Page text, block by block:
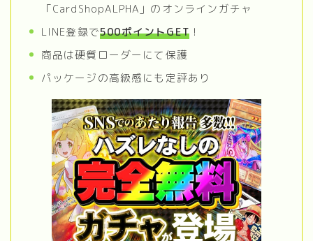
「CardShopALPHA」のオンラインガチャ
LINE登録で500ポイントGET！
商品は硬質ローダーにて保護
パッケージの高級感にも定評あり